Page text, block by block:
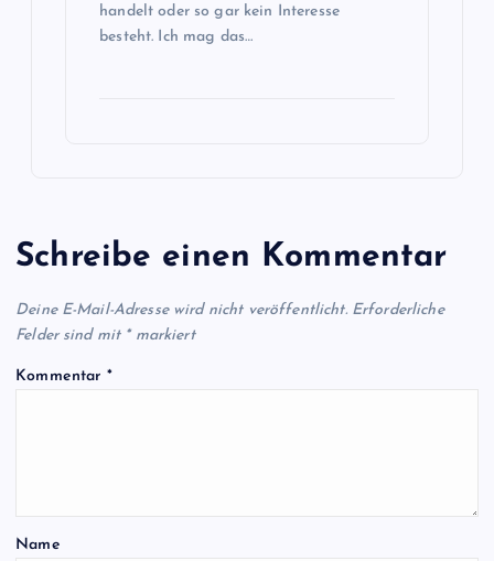
handelt oder so gar kein Interesse
besteht. Ich mag das…
Schreibe einen Kommentar
Deine E-Mail-Adresse wird nicht veröffentlicht. Erforderliche
Felder sind mit *markiert
Kommentar *
Name